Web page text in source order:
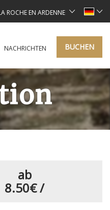
ROCHE EN ARDENNE
NACHRICHTEN BUCHEN
ab
8.50€/